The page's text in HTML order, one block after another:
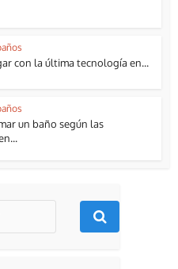
con la última tecnología en...
un baño según las